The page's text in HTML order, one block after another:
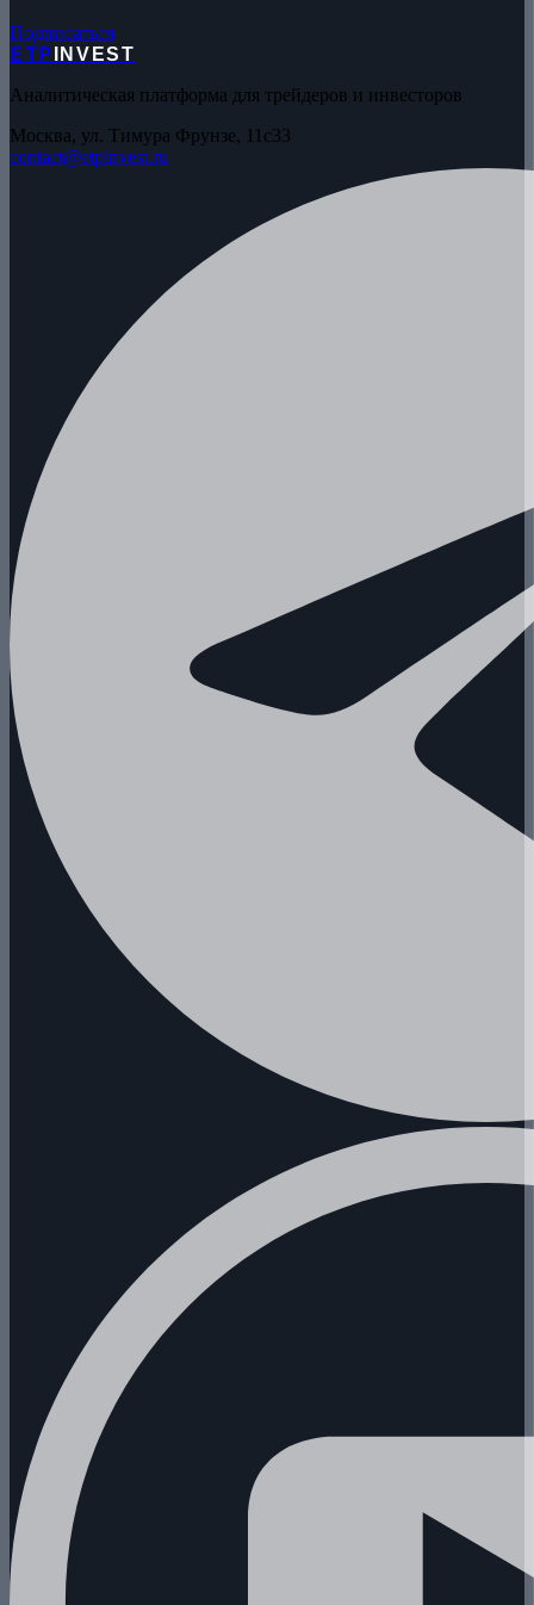
Подписаться
ETP
INVEST
Аналитическая платформа для трейдеров и инвесторов
Москва, ул. Тимура Фрунзе, 11с33
contact@etpinvest.ru